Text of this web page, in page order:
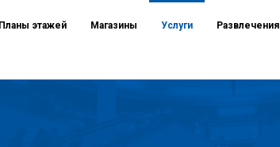
Планы этажей Магазины Услуги Развлечения